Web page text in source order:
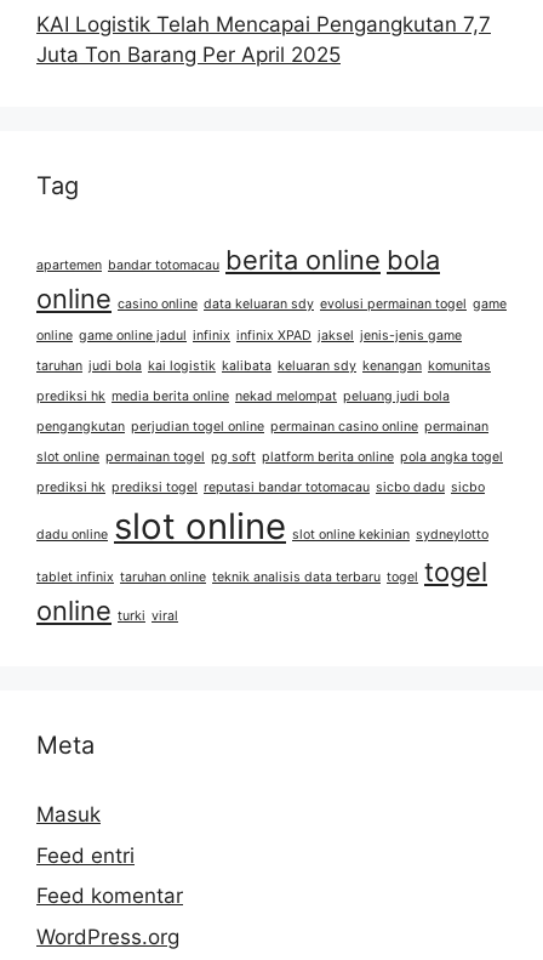
KAI Logistik Telah Mencapai Pengangkutan 7,7
Juta Ton Barang Per April 2025
Tag
apartemen bandar totomacau berita online bola
online casino online data keluaran sdy evolusi permainan togel game
online game online jadul infinix infinix XPAD jaksel jenis-jenis game
taruhan judi bola kai logistik kalibata keluaran sdy kenangan komunitas
prediksi hk media berita online nekad melompat peluang judi bola
pengangkutan perjudian togel online permainan casino online permainan
slot online permainan togel pg soft platform berita online pola angka togel
prediksi hk prediksi togel reputasi bandar totomacau sicbo dadu sicbo
dadu online slot online slot online kekinian sydneylotto
tablet infinix taruhan online teknik analisis data terbaru togel togel
online turki viral
Meta
Masuk
Feed entri
Feed komentar
WordPress.org